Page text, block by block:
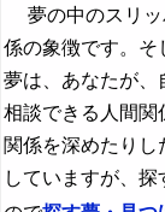
夢の中のスリッ
係の象徴です。そ
夢は、あなたが、
相談できる人間関
関係を深めたり
していますが、